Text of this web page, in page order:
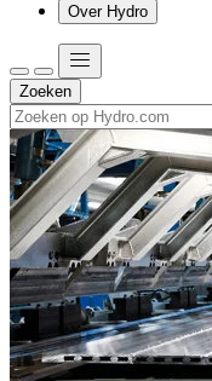
Over Hydro
Zoeken